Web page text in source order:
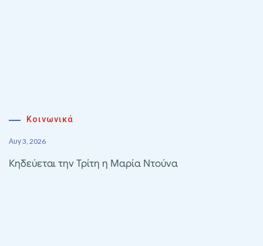
Κοινωνικά
Αυγ 3, 2026
Κηδεύεται την Τρίτη η Μαρία Ντούνα